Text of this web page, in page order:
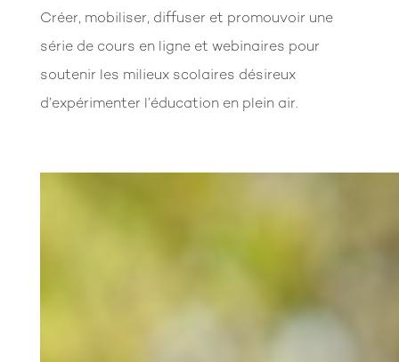
Créer, mobiliser, diffuser et promouvoir une
série de cours en ligne et webinaires pour
soutenir les milieux scolaires désireux
d’expérimenter l’éducation en plein air.